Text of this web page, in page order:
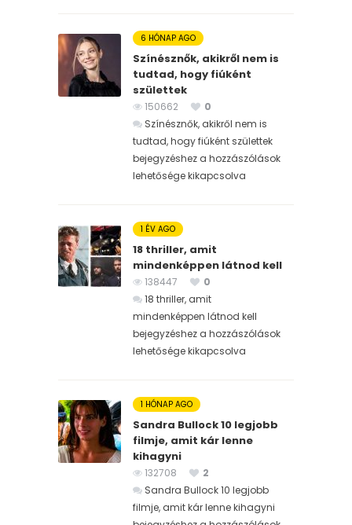
6 HÓNAP AGO
Színésznők, akikről nem is
tudtad, hogy fiúként
születtek
150662
0
Színésznők, akikről nem is
tudtad, hogy fiúként születtek
bejegyzéshez a hozzászólások
lehetősége kikapcsolva
1 ÉV AGO
18 thriller, amit
mindenképpen látnod kell
138447
0
18 thriller, amit
mindenképpen látnod kell
bejegyzéshez a hozzászólások
lehetősége kikapcsolva
1 HÓNAP AGO
Sandra Bullock 10 legjobb
filmje, amit kár lenne
kihagyni
132708
2
Sandra Bullock 10 legjobb
filmje, amit kár lenne kihagyni